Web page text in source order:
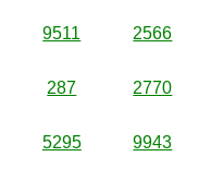
9511 2566
287 2770
5295 9943